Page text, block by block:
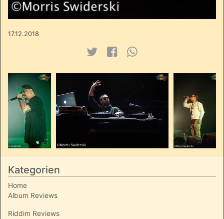
17.12.2018
Kategorien
Home
Album Reviews
Riddim Reviews